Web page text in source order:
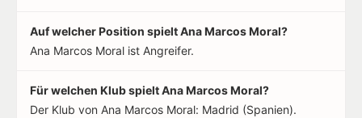
Auf welcher Position spielt Ana Marcos Moral?
Ana Marcos Moral ist Angreifer.
Für welchen Klub spielt Ana Marcos Moral?
Der Klub von Ana Marcos Moral: Madrid (Spanien).